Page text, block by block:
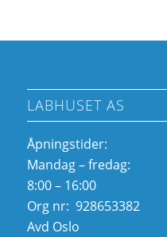
LABHUSET AS
Åpningstider:
Mandag – fredag:
8:00 – 16:00
Org nr: 928653382
Avd Oslo